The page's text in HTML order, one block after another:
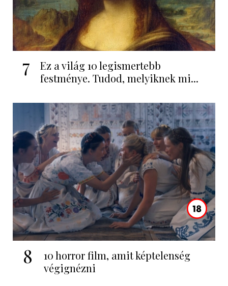
7
Ez a világ 10 legismertebb
festménye. Tudod, melyiknek mi...
8
10 horror film, amit képtelenség
végignézni